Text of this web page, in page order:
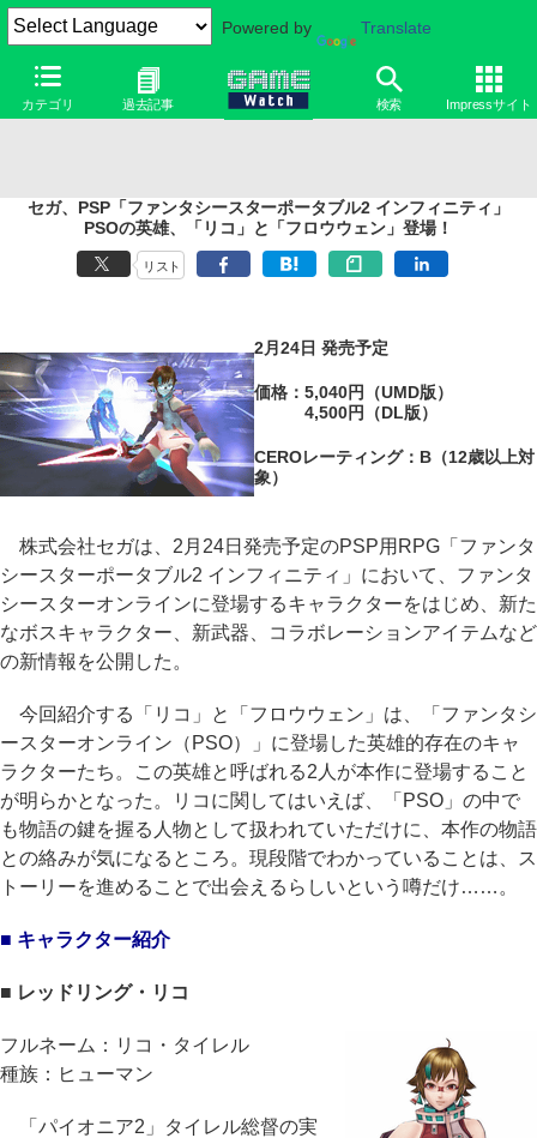
Powered by Translate
カテゴリ 過去記事 検索 Impressサイト
セガ、PSP「ファンタシースターポータブル2 インフィニティ」
PSOの英雄、「リコ」と「フロウウェン」登場！
リスト
2月24日 発売予定
価格：5,040円（UMD版）
4,500円（DL版）
CEROレーティング：B（12歳以上対
象）
株式会社セガは、2月24日発売予定のPSP用RPG「ファンタ
シースターポータブル2 インフィニティ」において、ファンタ
シースターオンラインに登場するキャラクターをはじめ、新た
なボスキャラクター、新武器、コラボレーションアイテムなど
の新情報を公開した。
今回紹介する「リコ」と「フロウウェン」は、「ファンタシ
ースターオンライン（PSO）」に登場した英雄的存在のキャ
ラクターたち。この英雄と呼ばれる2人が本作に登場すること
が明らかとなった。リコに関してはいえば、「PSO」の中で
も物語の鍵を握る人物として扱われていただけに、本作の物語
との絡みが気になるところ。現段階でわかっていることは、ス
トーリーを進めることで出会えるらしいという噂だけ……。
■ キャラクター紹介
■ レッドリング・リコ
フルネーム：リコ・タイレル
種族：ヒューマン
「パイオニア2」タイレル総督の実